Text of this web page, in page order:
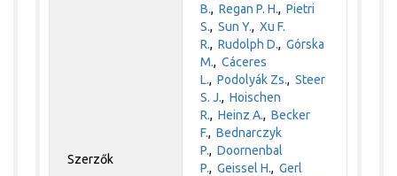
Szerzők
B.,Regan P. H.,Pietri
S.,Sun Y.,Xu F.
R.,Rudolph D.,Górska
M.,Cáceres
L.,Podolyák Zs.,Steer
S. J.,Hoischen
R.,Heinz A.,Becker
F.,Bednarczyk
P.,Doornenbal
P.,Geissel H.,Gerl